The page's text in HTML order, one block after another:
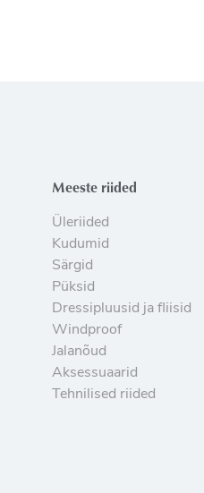
Meeste riided
Üleriided
Kudumid
Särgid
Püksid
Dressipluusid ja fliisid
Windproof
Jalanõud
Aksessuaarid
Tehnilised riided